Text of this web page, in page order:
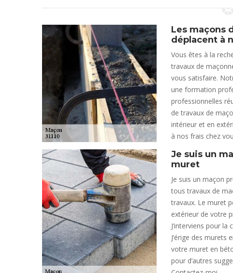
Les maçons
déplacent à
Vous êtes à la
travaux de
vous satisfaire.
une formation
professionnelles
de travaux de
intérieur et en
à nos frais chez
Je suis un
muret
Je suis un maçon
tous travaux de
travaux. Le muret
extérieur de votre
J’interviens pour
J’érige des murets
votre muret en
pour d’autres